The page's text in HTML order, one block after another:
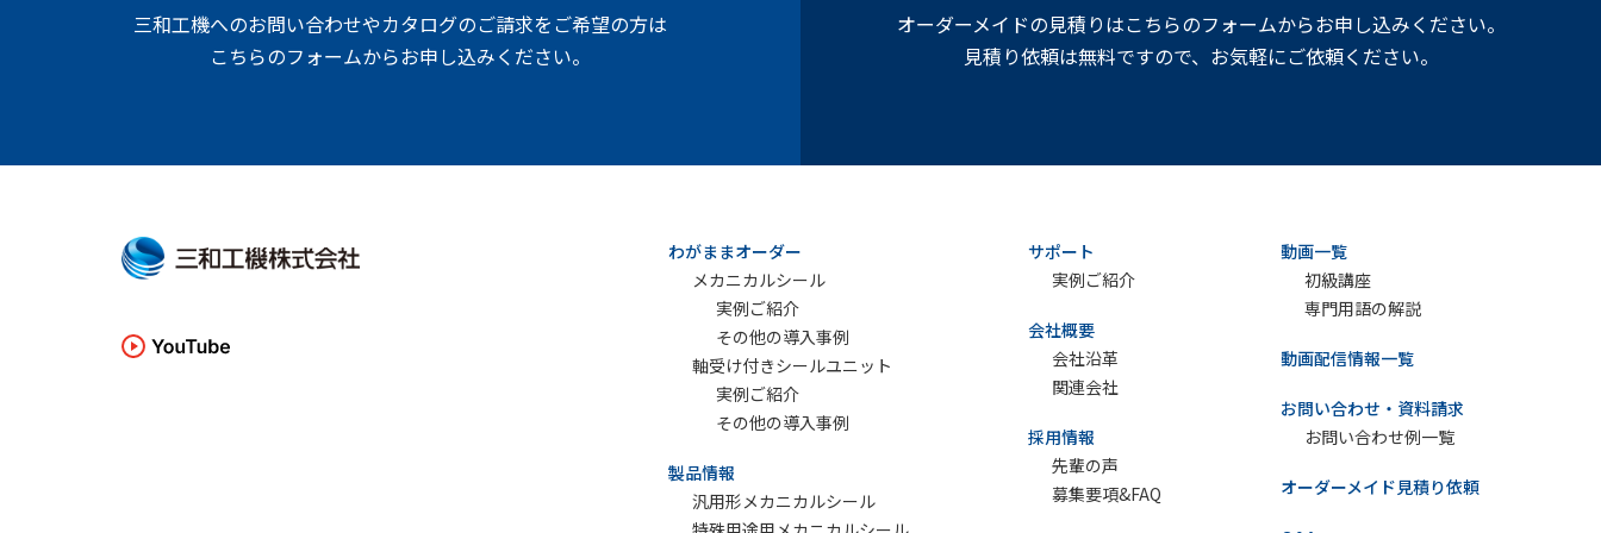
三和工機へのお問い合わせやカタログのご請求をご希望の方は
こちらのフォームからお申し込みください。
オーダーメイドの見積りはこちらのフォームからお申し込みください。
見積り依頼は無料ですので、お気軽にご依頼ください。
わがままオーダー
メカニカルシール
実例ご紹介
その他の導入事例
軸受け付きシールユニット
実例ご紹介
その他の導入事例
製品情報
汎用形メカニカルシール
サポート
実例ご紹介
会社概要
会社沿革
関連会社
採用情報
先輩の声
募集要項&FAQ
動画一覧
初級講座
専門用語の解説
動画配信情報一覧
お問い合わせ・資料請求
お問い合わせ例一覧
オーダーメイド見積り依頼